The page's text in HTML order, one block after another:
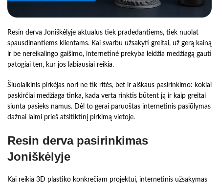
Resin derva Joniškėlyje aktualus tiek pradedantiems, tiek nuolat
spausdinantiems klientams. Kai svarbu užsakyti greitai, už gerą kainą
ir be nereikalingo gaišimo, internetinė prekyba leidžia medžiagą gauti
patogiai ten, kur jos labiausiai reikia.
Šiuolaikinis pirkėjas nori ne tik ritės, bet ir aiškaus pasirinkimo: kokiai
paskirčiai medžiaga tinka, kada verta rinktis būtent ją ir kaip greitai
siunta pasieks namus. Dėl to gerai paruoštas internetinis pasiūlymas
dažnai laimi prieš atsitiktinį pirkimą vietoje.
Resin derva pasirinkimas
Joniškėlyje
Kai reikia 3D plastiko konkrečiam projektui, internetinis užsakymas